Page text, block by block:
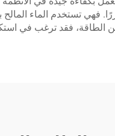
فهي تستخدم الماء
الطاقة، فقد ترغب في